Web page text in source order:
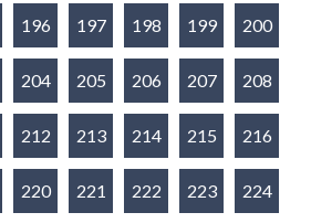
196 197 198 199 200
204 205 206 207 208
212 213 214 215 216
220 221 222 223 224